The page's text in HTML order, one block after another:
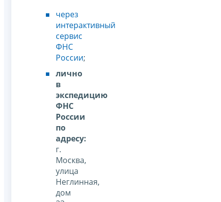
через
интерактивный
сервис
ФНС
России;
лично
в
экспедицию
ФНС
России
по
адресу:
г.
Москва,
улица
Неглинная,
дом